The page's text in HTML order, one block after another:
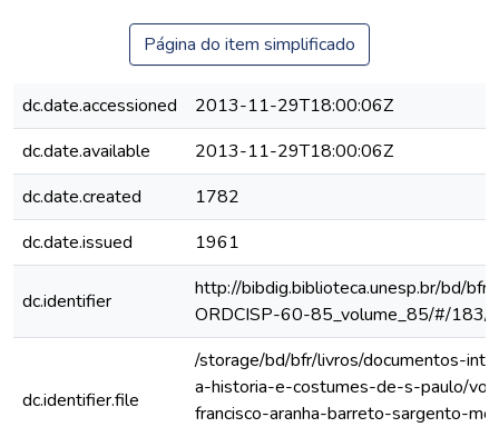
Página do item simplificado
dc.date.accessioned
2013-11-29T18:00:06Z
dc.date.available
2013-11-29T18:00:06Z
dc.date.created
1782
dc.date.issued
1961
dc.identifier
http://bibdig.biblioteca.unesp.br/bd/
ORDCISP-60-85_volume_85/#/183/
dc.identifier.file
/storage/bd/bfr/livros/documentos-
a-historia-e-costumes-de-s-paulo/
francisco-aranha-barreto-sargento-